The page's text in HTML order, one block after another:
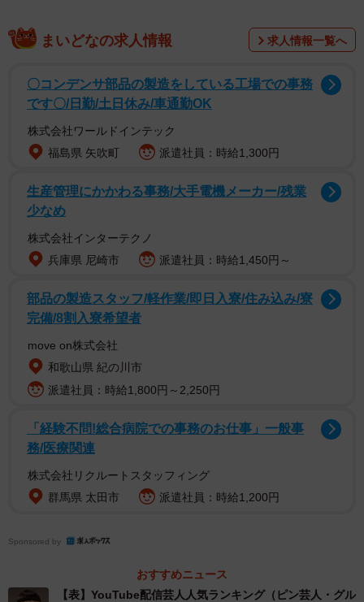
る）と「誘引率（見たい・聴きたい・知りたい）」の調査
データを掛け合わせて算出された独自の指標「パワースコ
ア」をもとに作成。本ランキングは2022年8〜11月度に行
われた調査をもとにランキング化したといい、それぞれの
▽【ピン芸人】YouTube配信芸人人気ランキング
【1位：渡辺直美】
ンセのモノマネという斬新なネタで一世を風靡し、バラエ
ティ番組の人気者になりました。現在は活動拠点を海外へ
と移し、インフルエンサーとして東京・ニューヨークを股
に掛ける活躍を見せています。
YouTubeチャンネル『NAOMI CLUB』では、メイク動画・
す。テレビとはまた異なる雰囲気を楽しめるコンテンツと
【2位：陣内智則】
1998年にはABCお笑い新人グランプリ優秀新人賞、2002年
にはR-1ぐらんぷりファイナリストと、優れた成績を残して
います。YouTubeチャンネル『陣内智則のネタジン』で
まいどなの求人情報 求人情報一覧へ
〇コンデンサ部品の製造をしている工場での事務
です〇/日勤/土日休み/車通勤OK
株式会社ワールドインテック
福島県 矢吹町
派遣社員：時給1,300円
生産管理にかかわる事務/大手電機メーカー/残業
少なめ
株式会社インターテクノ
兵庫県 尼崎市
派遣社員：時給1,450円～
部品の製造スタッフ/軽作業/即日入寮/住み込み/寮
完備/8割入寮希望者
move on株式会社
和歌山県 紀の川市
派遣社員：時給1,800円～2,250円
「経験不問!総合病院での事務のお仕事」一般事
務/医療関連
株式会社リクルートスタッフィング
群馬県 太田市
派遣社員：時給1,200円
Sponsored by
おすすめニュース
【表】YouTube配信芸人人気ランキング（ピン芸人・グル